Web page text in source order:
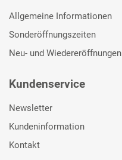
Allgemeine Informationen
Sonderöffnungszeiten
Neu- und Wiedereröffnungen
Kundenservice
Newsletter
Kundeninformation
Kontakt